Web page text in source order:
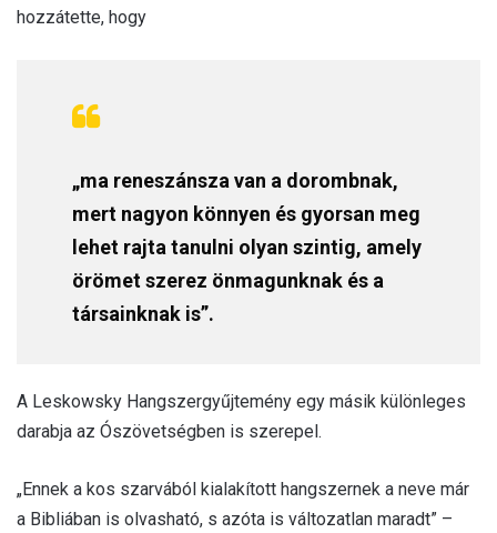
hozzátette, hogy
„ma reneszánsza van a dorombnak,
mert nagyon könnyen és gyorsan meg
lehet rajta tanulni olyan szintig, amely
örömet szerez önmagunknak és a
társainknak is”.
A Leskowsky Hangszergyűjtemény egy másik különleges
darabja az Ószövetségben is szerepel.
„Ennek a kos szarvából kialakított hangszernek a neve már
a Bibliában is olvasható, s azóta is változatlan maradt” –